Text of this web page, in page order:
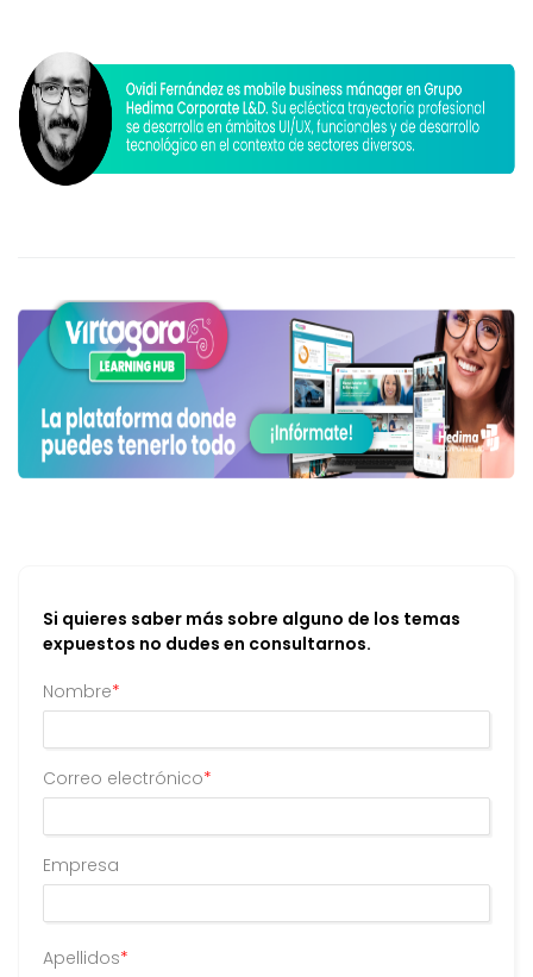
Si quieres saber más sobre alguno de los temas
expuestos no dudes en consultarnos.
Nombre*
Correo electrónico*
Empresa
Apellidos*